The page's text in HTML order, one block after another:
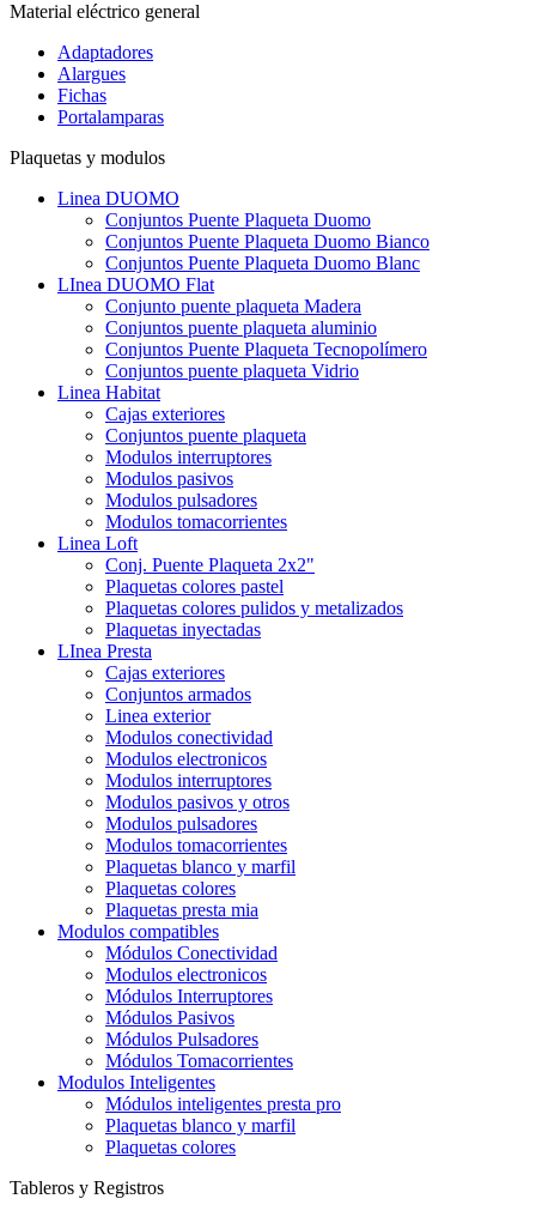
Material eléctrico general
Adaptadores
Alargues
Fichas
Portalamparas
Plaquetas y modulos
Linea DUOMO
Conjuntos Puente Plaqueta Duomo
Conjuntos Puente Plaqueta Duomo Bianco
Conjuntos Puente Plaqueta Duomo Blanc
LInea DUOMO Flat
Conjunto puente plaqueta Madera
Conjuntos puente plaqueta aluminio
Conjuntos Puente Plaqueta Tecnopolímero
Conjuntos puente plaqueta Vidrio
Linea Habitat
Cajas exteriores
Conjuntos puente plaqueta
Modulos interruptores
Modulos pasivos
Modulos pulsadores
Modulos tomacorrientes
Linea Loft
Conj. Puente Plaqueta 2x2"
Plaquetas colores pastel
Plaquetas colores pulidos y metalizados
Plaquetas inyectadas
LInea Presta
Cajas exteriores
Conjuntos armados
Linea exterior
Modulos conectividad
Modulos electronicos
Modulos interruptores
Modulos pasivos y otros
Modulos pulsadores
Modulos tomacorrientes
Plaquetas blanco y marfil
Plaquetas colores
Plaquetas presta mia
Modulos compatibles
Módulos Conectividad
Modulos electronicos
Módulos Interruptores
Módulos Pasivos
Módulos Pulsadores
Módulos Tomacorrientes
Modulos Inteligentes
Módulos inteligentes presta pro
Plaquetas blanco y marfil
Plaquetas colores
Tableros y Registros